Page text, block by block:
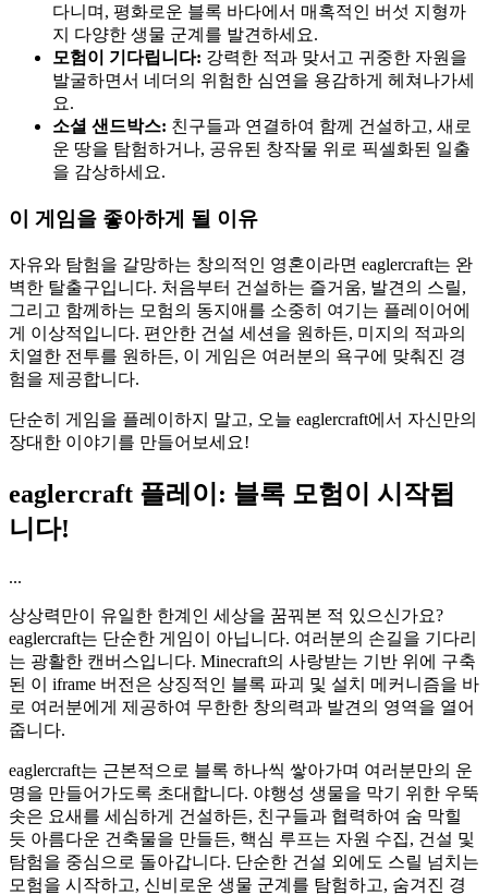
다니며, 평화로운 블록 바다에서 매혹적인 버섯 지형까
지 다양한 생물 군계를 발견하세요.
모험이 기다립니다: 강력한 적과 맞서고 귀중한 자원을
발굴하면서 네더의 위험한 심연을 용감하게 헤쳐나가세
요.
소셜 샌드박스: 친구들과 연결하여 함께 건설하고, 새로
운 땅을 탐험하거나, 공유된 창작물 위로 픽셀화된 일출
을 감상하세요.
이 게임을 좋아하게 될 이유
자유와 탐험을 갈망하는 창의적인 영혼이라면 eaglercraft는 완
벽한 탈출구입니다. 처음부터 건설하는 즐거움, 발견의 스릴,
그리고 함께하는 모험의 동지애를 소중히 여기는 플레이어에
게 이상적입니다. 편안한 건설 세션을 원하든, 미지의 적과의
치열한 전투를 원하든, 이 게임은 여러분의 욕구에 맞춰진 경
험을 제공합니다.
단순히 게임을 플레이하지 말고, 오늘 eaglercraft에서 자신만의
장대한 이야기를 만들어보세요!
eaglercraft 플레이: 블록 모험이 시작됩
니다!
...
상상력만이 유일한 한계인 세상을 꿈꿔본 적 있으신가요?
eaglercraft는 단순한 게임이 아닙니다. 여러분의 손길을 기다리
는 광활한 캔버스입니다. Minecraft의 사랑받는 기반 위에 구축
된 이 iframe 버전은 상징적인 블록 파괴 및 설치 메커니즘을 바
로 여러분에게 제공하여 무한한 창의력과 발견의 영역을 열어
줍니다.
eaglercraft는 근본적으로 블록 하나씩 쌓아가며 여러분만의 운
명을 만들어가도록 초대합니다. 야행성 생물을 막기 위한 우뚝
솟은 요새를 세심하게 건설하든, 친구들과 협력하여 숨 막힐
듯 아름다운 건축물을 만들든, 핵심 루프는 자원 수집, 건설 및
탐험을 중심으로 돌아갑니다. 단순한 건설 외에도 스릴 넘치는
모험을 시작하고, 신비로운 생물 군계를 탐험하고, 숨겨진 경